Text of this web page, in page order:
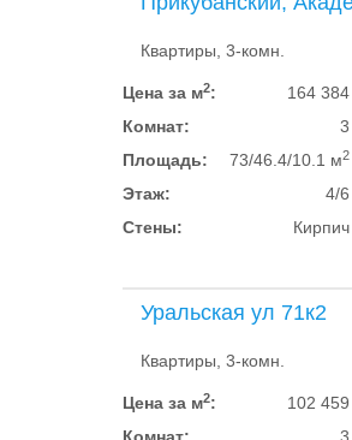
Квартиры, 3-комн.
Цена за м2:
164 384
Комнат:
3
Площадь:
73/46.4/10.1 м2
Этаж:
4/6
Стены:
Кирпич
Уральская ул 71к2
Квартиры, 3-комн.
Цена за м2:
102 459